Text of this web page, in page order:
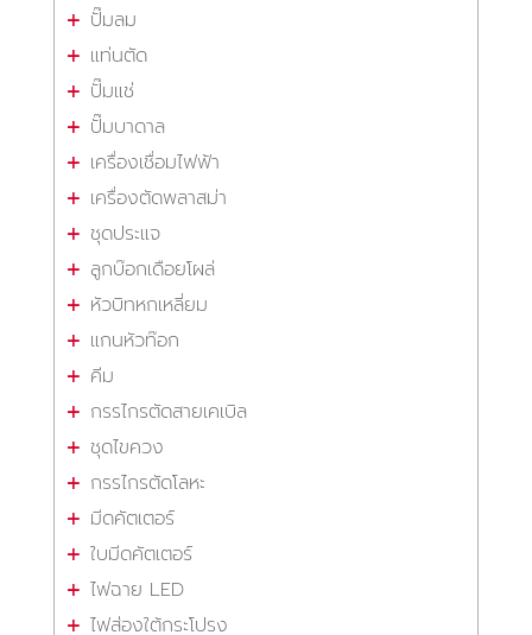
ปั๊มลม
แท่นตัด
ปั๊มแช่
ปั๊มบาดาล
เครื่องเชื่อมไฟฟ้า
เครื่องตัดพลาสม่า
ชุดประแจ
ลูกบ๊อกเดือยโผล่
หัวบิทหกเหลี่ยม
แกนหัวท๊อก
คีม
กรรไกรตัดสายเคเบิล
ชุดไขควง
กรรไกรตัดโลหะ
มีดคัตเตอร์
ใบมีดคัตเตอร์
ไฟฉาย LED
ไฟส่องใต้กระโปรง